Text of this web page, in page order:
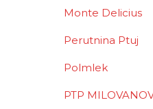
Monte Delicius
Perutnina Ptuj
Polmlek
PTP